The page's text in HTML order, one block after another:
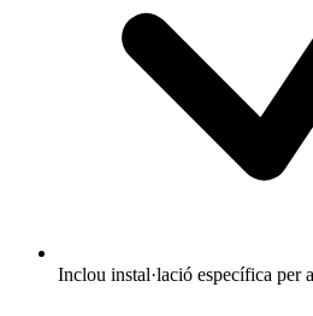
Inclou instal·lació específica per